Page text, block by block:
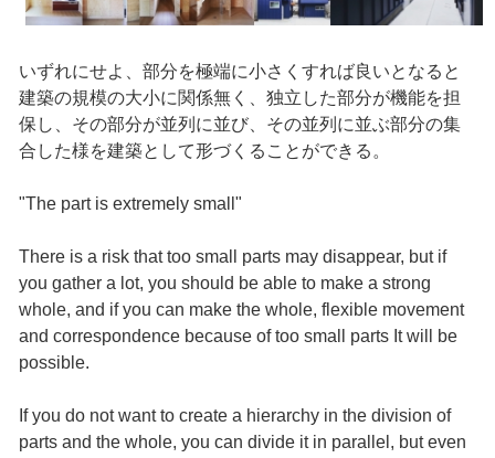
いずれにせよ、部分を極端に小さくすれば良いとなると
建築の規模の大小に関係無く、独立した部分が機能を担
保し、その部分が並列に並び、その並列に並ぶ部分の集
合した様を建築として形づくることができる。
"The part is extremely small"
There is a risk that too small parts may disappear, but if
you gather a lot, you should be able to make a strong
whole, and if you can make the whole, flexible movement
and correspondence because of too small parts It will be
possible.
If you do not want to create a hierarchy in the division of
parts and the whole, you can divide it in parallel, but even